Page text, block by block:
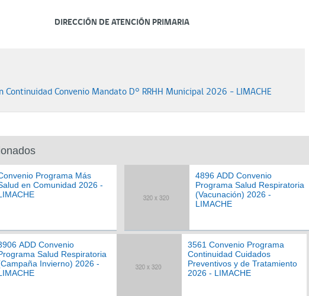
DIRECCIÓN DE ATENCIÓN PRIMARIA
Continuidad Convenio Mandato D° RRHH Municipal 2026 - LIMACHE
Programa Más
en Comunidad 2026 -
4896 ADD Convenio
Programa Salud Respiratoria
(Vacunación) 2026 -
LIMACHE
ADD Convenio
Salud Respiratoria
Invierno) 2026 -
3561 Convenio Programa
Continuidad Cuidados
Preventivos y de Tratamiento
2026 - LIMACHE